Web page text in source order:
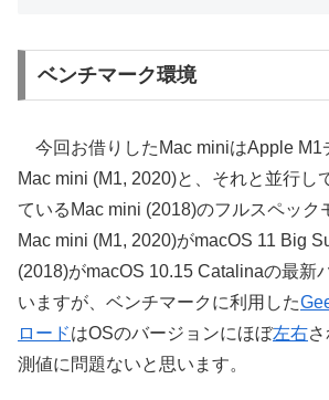
ベンチマーク環境
今回お借りしたMac miniはApple M1
Mac mini (M1, 2020)と、それと並行し
ているMac mini (2018)のフルスペック
Mac mini (M1, 2020)がmacOS 11 Big
(2018)がmacOS 10.15 Catalinaの最新
いますが、ベンチマークに利用した
ロードはOSのバージョンにほぼ左右
測値に問題ないと思います。